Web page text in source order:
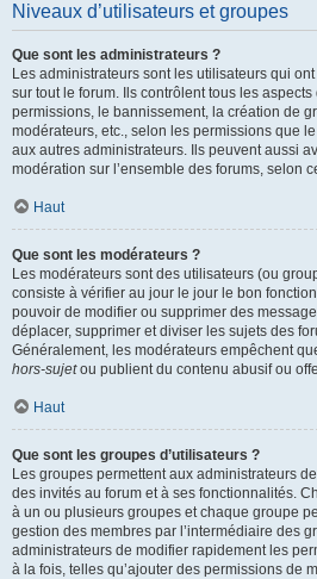
Niveaux d’utilisateurs et groupes
Que sont les administrateurs ?
Les administrateurs sont les utilisateurs qui
sur tout le forum. Ils contrôlent tous les
permissions, le bannissement, la création de
modérateurs, etc., selon les permissions que
aux autres administrateurs. Ils peuvent aussi
modération sur l’ensemble des forums, selon
Haut
Que sont les modérateurs ?
Les modérateurs sont des utilisateurs (ou
consiste à vérifier au jour le jour le bon
pouvoir de modifier ou supprimer des
déplacer, supprimer et diviser les sujets des
Généralement, les modérateurs empêchent
hors-sujetou publient du contenu abusif ou
Haut
Que sont les groupes d’utilisateurs ?
Les groupes permettent aux administrateurs
des invités au forum et à ses fonctionnalités.
à un ou plusieurs groupes et chaque groupe
gestion des membres par l’intermédiaire des
administrateurs de modifier rapidement les
à la fois, telles qu’ajouter des permissions de